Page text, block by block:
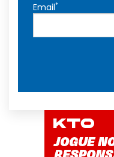
Email*